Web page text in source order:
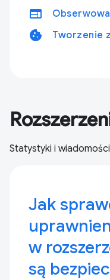
web
cookie Tworzenie
Statystyki i
Jak
w
są